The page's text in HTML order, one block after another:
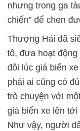
nhưng trong ga
chiến” để chen
Thượng Hải đã
tô, đưa hoạt động
đôi lúc giá biển
phải ai cũng có
trò chuyện với
giá biển xe lên tới
Như vậy, người